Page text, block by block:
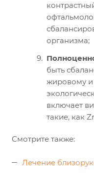
организма;
быть
жировому и
включает
такие, как
Смотрите также:
Лечение